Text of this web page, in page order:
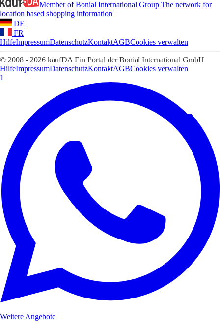
Member of Bonial International Group The network for
location based shopping information
DE
FR
HilfeImpressumDatenschutzKontaktAGBCookies verwalten
© 2008 - 2026 kaufDA Ein Portal der Bonial International GmbH
HilfeImpressumDatenschutzKontaktAGBCookies verwalten
1
Weitere Angebote